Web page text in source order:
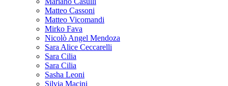
Matteo Cassoni
Matteo Vicomandi
Mirko Fava
Nicolò Angel Mendoza
Sara Alice Ceccarelli
Sara Cilia
Sara Cilia
Sasha Leoni
Silvia Macini